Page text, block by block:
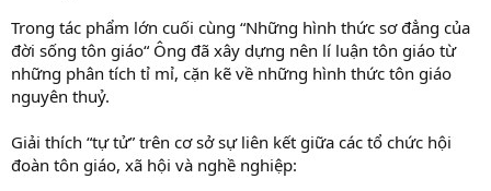
Trong tác phẩm lớn cuối cùng “Những hình thức sơ đẳng của
đời sống tôn giáo“ Ông đã xây dựng nên lí luận tôn giáo từ
những phân tích tỉ mỉ, cặn kẽ về những hình thức tôn giáo
nguyên thuỷ.
Giải thích “tự tử” trên cơ sở sự liên kết giữa các tổ chức hội
đoàn tôn giáo, xã hội và nghề nghiệp: